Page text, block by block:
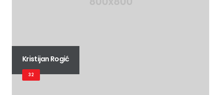
Kristijan Rogić
32